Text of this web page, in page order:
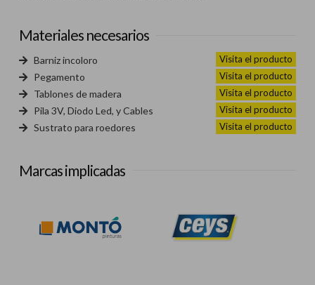
Materiales necesarios
Barniz incoloro Visita el producto
Pegamento Visita el producto
Tablones de madera Visita el producto
Pila 3V, Diodo Led, y Cables Visita el producto
Sustrato para roedores Visita el producto
Marcas implicadas